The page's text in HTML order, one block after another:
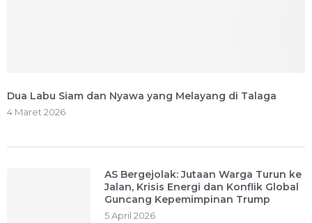
Dua Labu Siam dan Nyawa yang Melayang di Talaga
4 Maret 2026
AS Bergejolak: Jutaan Warga Turun ke
Jalan, Krisis Energi dan Konflik Global
Guncang Kepemimpinan Trump
5 April 2026